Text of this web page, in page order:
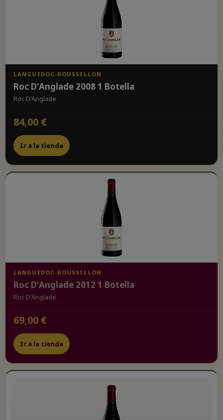
LANGUEDOC-ROUSSILLON
Roc D'Anglade 2008 1 Botella
Roc D'Anglade
84,00 €
Ir a la tienda
LANGUEDOC-ROUSSILLON
Roc D'Anglade 2012 1 Botella
Roc D'Anglade
69,00 €
Ir a la tienda